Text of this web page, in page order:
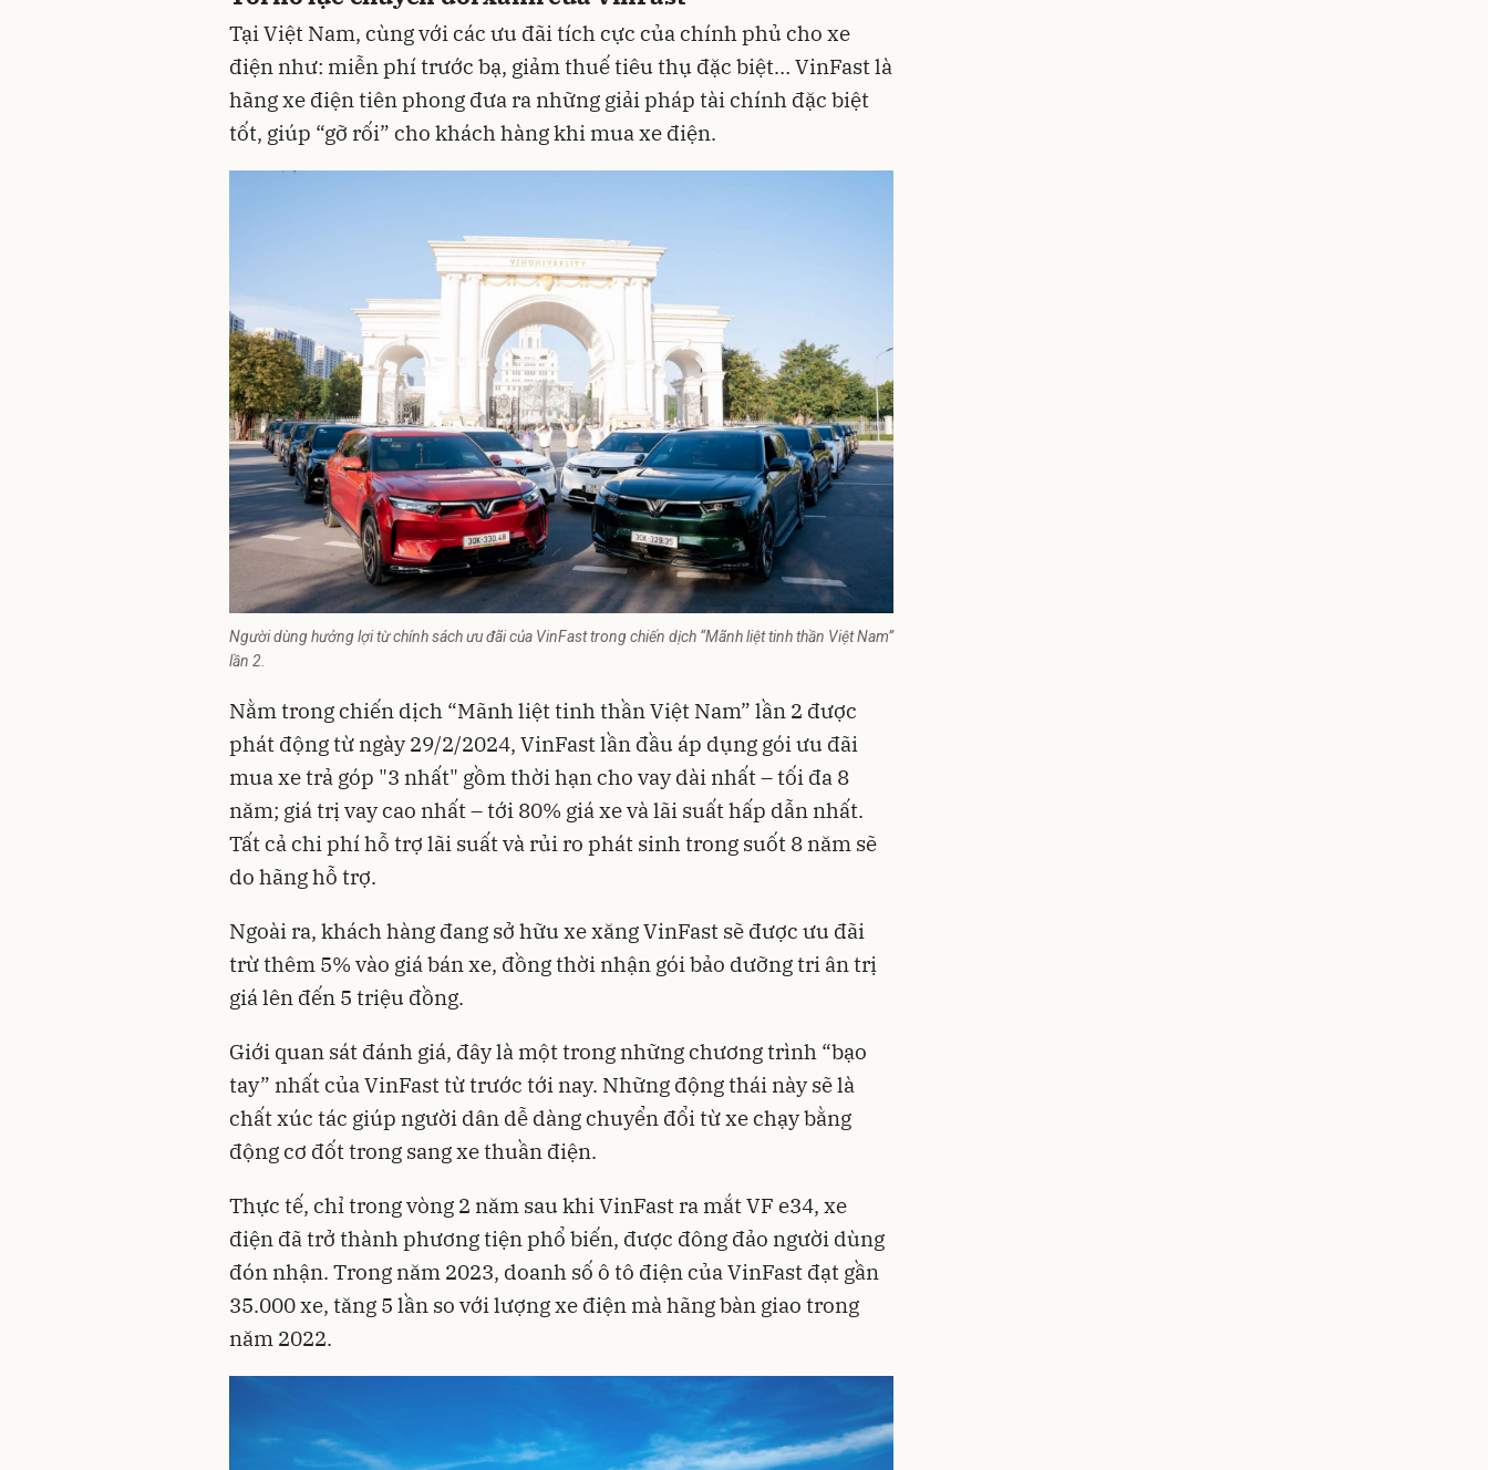
Tại Việt Nam, cùng với các ưu đãi tích cực của chính phủ cho xe
điện như: miễn phí trước bạ, giảm thuế tiêu thụ đặc biệt… VinFast là
hãng xe điện tiên phong đưa ra những giải pháp tài chính đặc biệt
tốt, giúp “gỡ rối” cho khách hàng khi mua xe điện.
Người dùng hưởng lợi từ chính sách ưu đãi của VinFast trong chiến dịch “Mãnh liệt tinh thần Việt Nam”
lần 2.
Nằm trong chiến dịch “Mãnh liệt tinh thần Việt Nam” lần 2 được
phát động từ ngày 29/2/2024, VinFast lần đầu áp dụng gói ưu đãi
mua xe trả góp "3 nhất" gồm thời hạn cho vay dài nhất – tối đa 8
năm; giá trị vay cao nhất – tới 80% giá xe và lãi suất hấp dẫn nhất.
Tất cả chi phí hỗ trợ lãi suất và rủi ro phát sinh trong suốt 8 năm sẽ
do hãng hỗ trợ.
Ngoài ra, khách hàng đang sở hữu xe xăng VinFast sẽ được ưu đãi
trừ thêm 5% vào giá bán xe, đồng thời nhận gói bảo dưỡng tri ân trị
giá lên đến 5 triệu đồng.
Giới quan sát đánh giá, đây là một trong những chương trình “bạo
tay” nhất của VinFast từ trước tới nay. Những động thái này sẽ là
chất xúc tác giúp người dân dễ dàng chuyển đổi từ xe chạy bằng
động cơ đốt trong sang xe thuần điện.
Thực tế, chỉ trong vòng 2 năm sau khi VinFast ra mắt VF e34, xe
điện đã trở thành phương tiện phổ biến, được đông đảo người dùng
đón nhận. Trong năm 2023, doanh số ô tô điện của VinFast đạt gần
35.000 xe, tăng 5 lần so với lượng xe điện mà hãng bàn giao trong
năm 2022.